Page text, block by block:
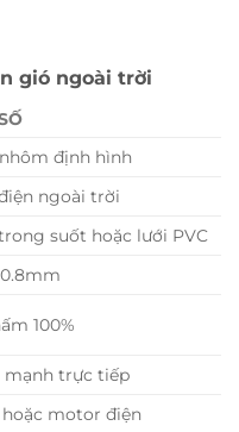
gió ngoài trời
định hình
ngoài trời
suốt hoặc lưới PVC
100%
mạnh trực tiếp
motor điện